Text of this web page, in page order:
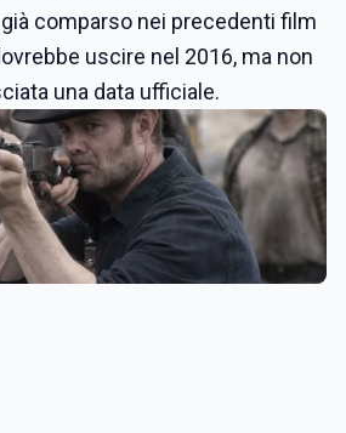
comparso nei precedenti film
uscire nel 2016, ma non
una data ufficiale.